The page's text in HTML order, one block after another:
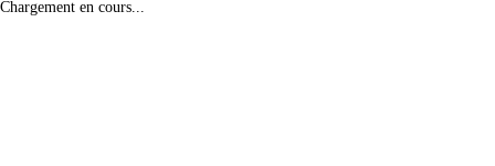
Chargement en cours...